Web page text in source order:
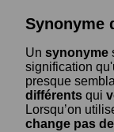
Synonyme
Un synonyme
signification
presque
différents qui
Lorsqu’on
change pas